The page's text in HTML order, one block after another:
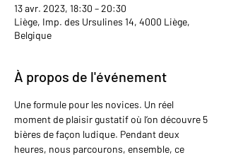
13 avr. 2023, 18:30 – 20:30
Liège, Imp. des Ursulines 14, 4000 Liège,
Belgique
À propos de l'événement
Une formule pour les novices. Un réel
moment de plaisir gustatif où l’on découvre 5
bières de façon ludique. Pendant deux
heures, nous parcourons, ensemble, ce